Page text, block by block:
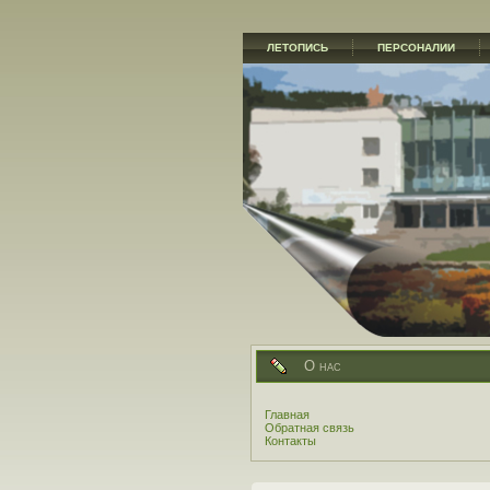
ЛЕТОПИСЬ ПЕРСОНАЛИИ
О нас
Главная
Обратная связь
Контакты